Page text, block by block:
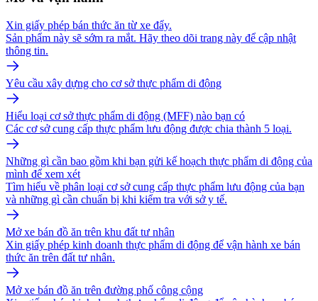
Xin giấy phép bán thức ăn từ xe đẩy.
Sản phẩm này sẽ sớm ra mắt. Hãy theo dõi trang này để cập nhật
thông tin.
Yêu cầu xây dựng cho cơ sở thực phẩm di động
Hiểu loại cơ sở thực phẩm di động (MFF) nào bạn có
Các cơ sở cung cấp thực phẩm lưu động được chia thành 5 loại.
Những gì cần bao gồm khi bạn gửi kế hoạch thực phẩm di động của
mình để xem xét
Tìm hiểu về phân loại cơ sở cung cấp thực phẩm lưu động của bạn
và những gì cần chuẩn bị khi kiểm tra với sở y tế.
Mở xe bán đồ ăn trên khu đất tư nhân
Xin giấy phép kinh doanh thực phẩm di động để vận hành xe bán
thức ăn trên đất tư nhân.
Mở xe bán đồ ăn trên đường phố công cộng